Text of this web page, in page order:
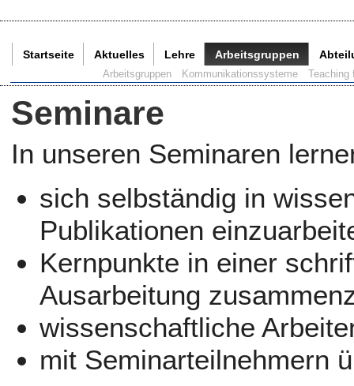
Startseite Aktuelles Lehre Arbeitsgruppen
Arbeitsgruppen Kommunikationssysteme Teaching
Seminare
In unseren Seminaren
sich selbständig in
Publikationen
Kernpunkte in einer
Ausarbeitung
wissenschaftliche
mit Seminarteilnehmern